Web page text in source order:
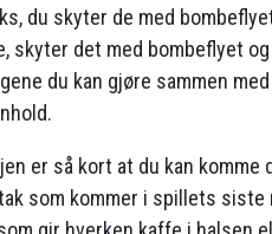
du skyter de med
skyter det med bombeflyet
du kan gjøre sammen
er så kort at du kan
som kommer i spillets